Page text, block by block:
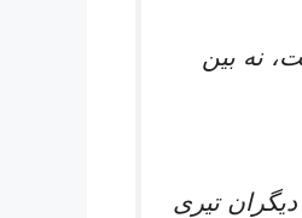
نه بین
تیری